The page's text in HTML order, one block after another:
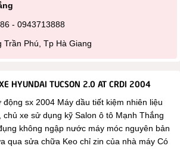
- 0943713888
Phú, Tp Hà Giang
HYUNDAI TUCSON 2.0 AT CRDI 2004
động sx 2004 Máy dầu tiết kiệm nhiên liệu
xe sử dụng kỹ Salon ô tô Mạnh Thắng
không ngập nước máy móc nguyên bản
qua sửa chữa Keo chỉ zin của nhà máy Có